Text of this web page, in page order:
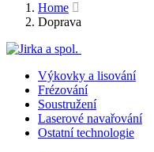
Home
Doprava
Výkovky a lisování
Frézování
Soustružení
Laserové navařování
Ostatní technologie